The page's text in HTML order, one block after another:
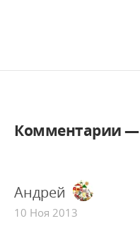
Комментарии —
Андрей
10 Ноя 2013